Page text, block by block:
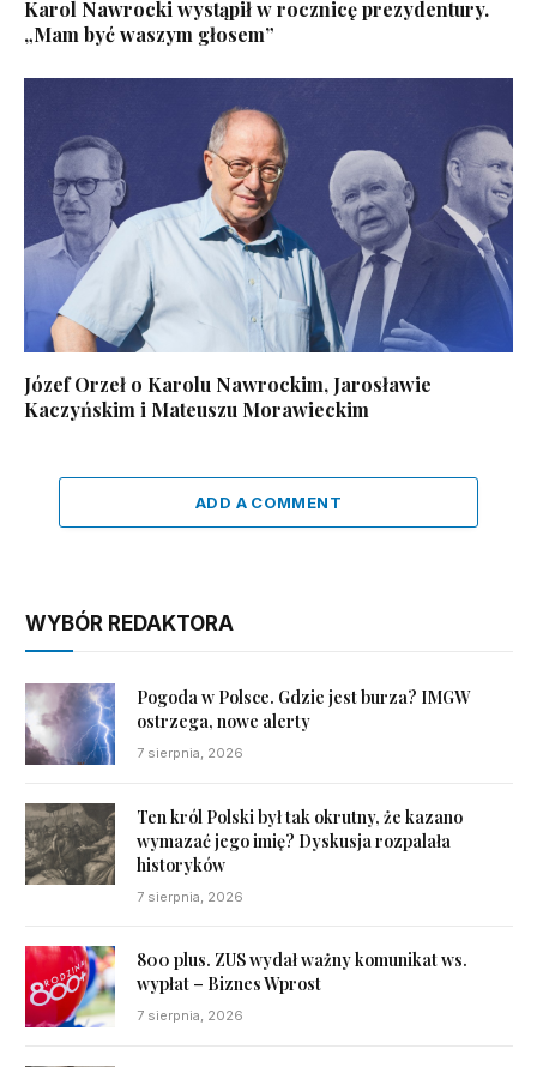
Karol Nawrocki wystąpił w rocznicę prezydentury.
„Mam być waszym głosem”
Józef Orzeł o Karolu Nawrockim, Jarosławie
Kaczyńskim i Mateuszu Morawieckim
ADD A COMMENT
WYBÓR REDAKTORA
Pogoda w Polsce. Gdzie jest burza? IMGW
ostrzega, nowe alerty
7 sierpnia, 2026
Ten król Polski był tak okrutny, że kazano
wymazać jego imię? Dyskusja rozpalała
historyków
7 sierpnia, 2026
800 plus. ZUS wydał ważny komunikat ws.
wypłat – Biznes Wprost
7 sierpnia, 2026